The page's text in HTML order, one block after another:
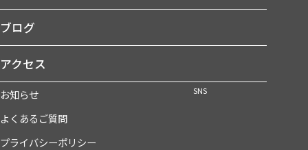
ブログ
アクセス
お知らせ
よくあるご質問
プライバシーポリシー
SNS